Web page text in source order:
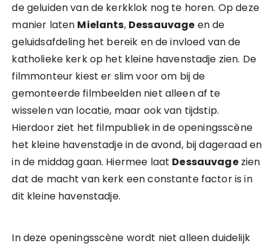
de geluiden van de kerkklok nog te horen. Op deze
manier laten Mielants, Dessauvage en de
geluidsafdeling het bereik en de invloed van de
katholieke kerk op het kleine havenstadje zien. De
filmmonteur kiest er slim voor om bij de
gemonteerde filmbeelden niet alleen af te
wisselen van locatie, maar ook van tijdstip.
Hierdoor ziet het filmpubliek in de openingsscène
het kleine havenstadje in de avond, bij dageraad en
in de middag gaan. Hiermee laat Dessauvagezien
dat de macht van kerk een constante factor is in
dit kleine havenstadje.
In deze openingsscène wordt niet alleen duidelijk